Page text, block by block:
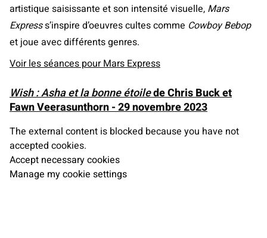
artistique saisissante et son intensité visuelle, Mars
Expresss’inspire d’oeuvres cultes comme CowboyBebop
et joue avec différents genres.
Voir les séances pour Mars Express
Wish : Asha et la bonne étoilede Chris Buck et
Fawn Veerasunthorn - 29 novembre 2023
The external content is blocked because you have not
accepted cookies.
Accept necessary cookies
Manage my cookie settings